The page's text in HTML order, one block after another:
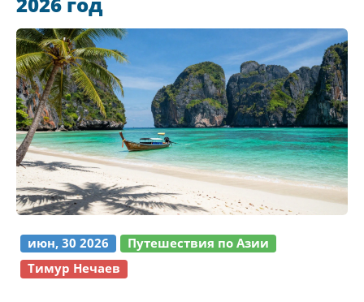
июн, 30 2026
Путешествия по Азии
Тимур Нечаев